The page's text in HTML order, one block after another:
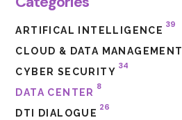
ARTIFICAL INTELLIGENCE
39
CLOUD & DATA MANAGEMENT
CYBER SECURITY
34
DATA CENTER
8
DTI DIALOGUE
26